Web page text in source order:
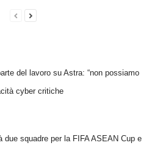
del lavoro su Astra: “non possiamo
cyber critiche
due squadre per la FIFA ASEAN Cup e